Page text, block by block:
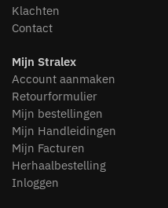
Klachten
Contact
Mijn Stralex
Account aanmaken
Retourformulier
Mijn bestellingen
Mijn Handleidingen
Mijn Facturen
Herhaalbestelling
Inloggen